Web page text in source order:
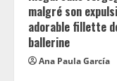
g
malgré son
adorable fillette
ballerine
Ana Paula García